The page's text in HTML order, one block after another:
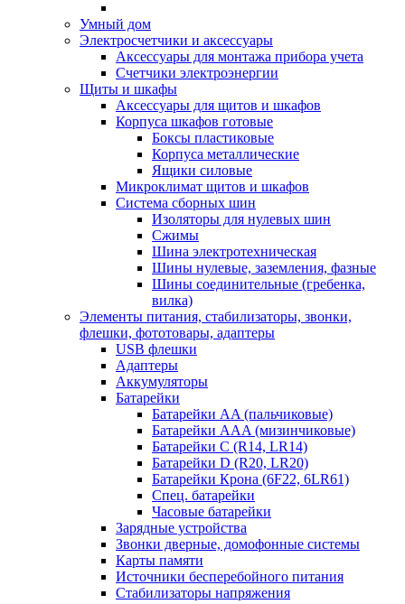
Умный дом
Электросчетчики и аксессуары
Аксессуары для монтажа прибора учета
Счетчики электроэнергии
Щиты и шкафы
Аксессуары для щитов и шкафов
Корпуса шкафов готовые
Боксы пластиковые
Корпуса металлические
Ящики силовые
Микроклимат щитов и шкафов
Система сборных шин
Изоляторы для нулевых шин
Сжимы
Шина электротехническая
Шины нулевые, заземления, фазные
Шины соединительные (гребенка,
вилка)
Элементы питания, стабилизаторы, звонки,
флешки, фототовары, адаптеры
USB флешки
Адаптеры
Аккумуляторы
Батарейки
Батарейки AA (пальчиковые)
Батарейки AAA (мизинчиковые)
Батарейки C (R14, LR14)
Батарейки D (R20, LR20)
Батарейки Крона (6F22, 6LR61)
Спец. батарейки
Часовые батарейки
Зарядные устройства
Звонки дверные, домофонные системы
Карты памяти
Источники бесперебойного питания
Стабилизаторы напряжения